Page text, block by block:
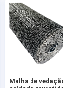
Malha de